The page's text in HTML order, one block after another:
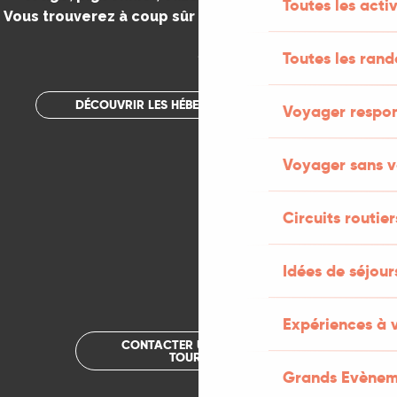
Toutes les
Toutes les
Voyager
Voyager sans
Circuits
Idées de
Expériences à
Grands
Vous trouverez à coup sûr votre bonheur dans le Lot.
.
DÉCOUVRIR LES HÉBERGEMENTS INSOLITES
CONTACTER UN OFFICE DE
TOURISME